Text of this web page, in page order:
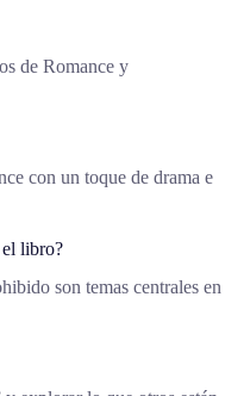
de Romance y
con un toque de drama e
libro?
son temas centrales en